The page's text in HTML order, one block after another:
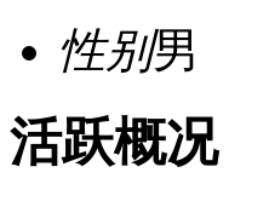
性别男
活跃概况